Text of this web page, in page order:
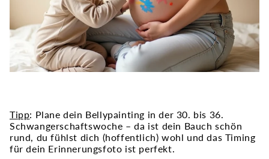
Tipp: Plane dein Bellypainting in der 30. bis 36.
Schwangerschaftswoche – da ist dein Bauch schön
rund, du fühlst dich (hoffentlich) wohl und das Timing
für dein Erinnerungsfoto ist perfekt.